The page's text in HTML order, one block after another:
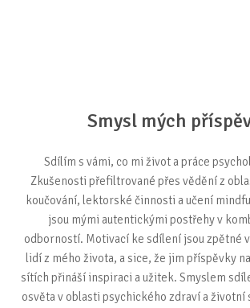
Smysl mých
Sdílím s vámi, co mi život a práce
Zkušenosti přefiltrované přes vědění z
koučování, lektorské činnosti a učení
jsou mými autentickými postřehy v
odborností. Motivací ke sdílení jsou zpětné
lidí z mého života, a sice, že jim příspěvky
sítích přináší inspiraci a užitek. Smyslem
osvěta v oblasti psychického zdraví a životní